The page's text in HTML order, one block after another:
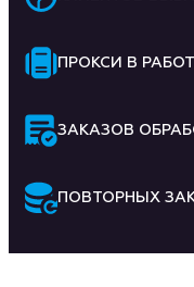
ПРОКСИ В
ЗАКАЗОВ
ПОВТОРНЫХ